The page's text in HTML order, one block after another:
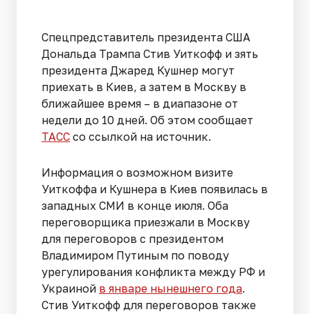
Спецпредставитель президента США
Дональда Трампа Стив Уиткофф и зять
президента Джаред Кушнер могут
приехать в Киев, а затем в Москву в
ближайшее время – в диапазоне от
недели до 10 дней. Об этом сообщает
ТАСС со ссылкой на источник.
Информация о возможном визите
Уиткоффа и Кушнера в Киев появилась в
западных СМИ в конце июля. Оба
переговорщика приезжали в Москву
для переговоров с президентом
Владимиром Путиным по поводу
урегулирования конфликта между РФ и
Украиной в январе нынешнего года.
Стив Уиткофф для переговоров также